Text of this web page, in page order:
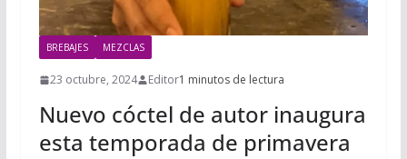
BREBAJES MEZCLAS
23 octubre, 2024 Editor1 minutos de lectura
Nuevo cóctel de autor inaugura
esta temporada de primavera